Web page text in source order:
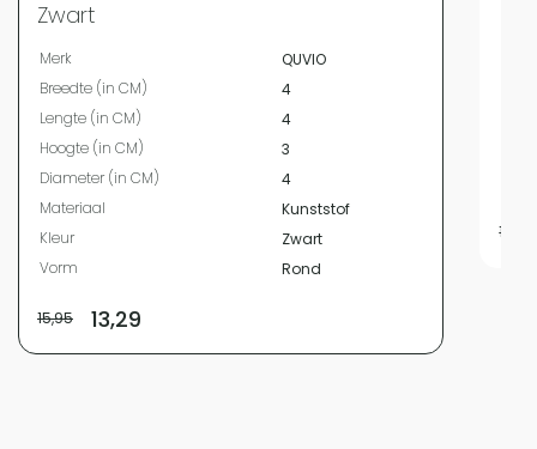
Zwart
Merk
QUVIO
Breedte (in CM)
4
Lengte (in CM)
4
Hoogte (in CM)
3
Diameter (in CM)
4
Materiaal
Kunststof
Kleur
Zwart
Vorm
Rond
15,95 13,29
18,95